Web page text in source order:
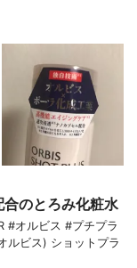
のとろみ化粧水
#オルビス #プチプラ
ルビス) ショットプラ